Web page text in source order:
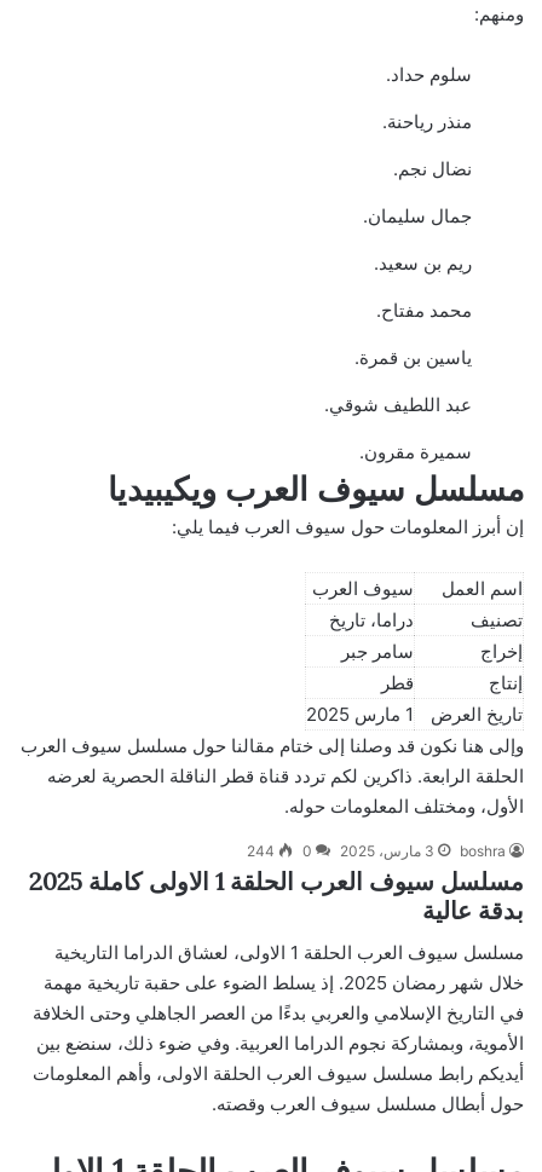
ومنهم:
سلوم حداد.
منذر رياحنة.
نضال نجم.
جمال سليمان.
ريم بن سعيد.
محمد مفتاح.
ياسين بن قمرة.
عبد اللطيف شوقي.
سميرة مقرون.
مسلسل سيوف العرب ويكيبيديا
إن أبرز المعلومات حول سيوف العرب فيما يلي:
اسم العمل
سيوف العرب
تصنيف
دراما، تاريخ
إخراج
سامر جبر
إنتاج
قطر
تاريخ العرض
1 مارس 2025
وإلى هنا نكون قد وصلنا إلى ختام مقالنا حول مسلسل سيوف العرب
الحلقة الرابعة. ذاكرين لكم تردد قناة قطر الناقلة الحصرية لعرضه
الأول، ومختلف المعلومات حوله.
boshra 3 مارس، 2025 0
244
مسلسل سيوف العرب الحلقة 1 الاولى كاملة 2025
بدقة عالية
مسلسل سيوف العرب الحلقة 1 الاولى، لعشاق الدراما التاريخية
خلال شهر رمضان 2025. إذ يسلط الضوء على حقبة تاريخية مهمة
في التاريخ الإسلامي والعربي بدءًا من العصر الجاهلي وحتى الخلافة
الأموية، وبمشاركة نجوم الدراما العربية. وفي ضوء ذلك، سنضع بين
أيديكم رابط مسلسل سيوف العرب الحلقة الاولى، وأهم المعلومات
حول أبطال مسلسل سيوف العرب وقصته.